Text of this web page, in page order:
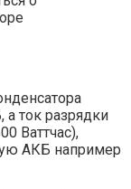
ток разрядки
Ваттчас),
АКБ например